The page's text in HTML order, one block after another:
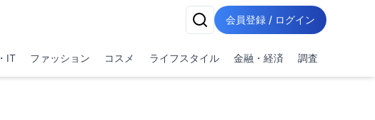
会員登録 / ログイン
IT ファッション コスメ ライフスタイル 金融・経済 調査